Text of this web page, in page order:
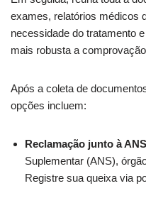
exames, relatórios médicos
necessidade do tratamento
mais robusta a
Após a coleta de
opções incluem:
Reclamação junto à
Suplementar (ANS),
Registre sua queixa via